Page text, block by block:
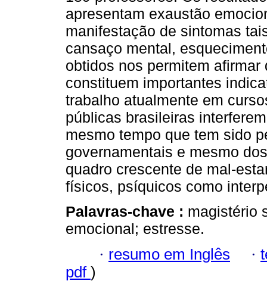
apresentam exaustão
manifestação de sintomas
cansaço mental,
obtidos nos permitem
constituem importantes
trabalho atualmente em
públicas brasileiras
mesmo tempo que tem sido
governamentais e mesmo
quadro crescente de mal-
físicos, psíquicos como
Palavras-chave : magistério
emocional; estresse.
· resumo em Inglês ·
pdf )